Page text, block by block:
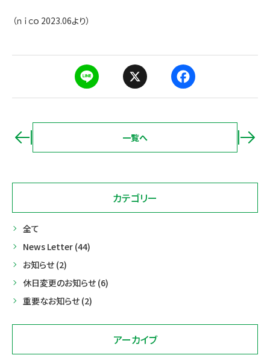
（ｎｉｃｏ 2023.06より）
L
e
X F
e
o
ページ送り
一覧へ
カテゴリー
全て
News Letter (44)
お知らせ (2)
休日変更のお知らせ (6)
重要なお知らせ (2)
アーカイブ